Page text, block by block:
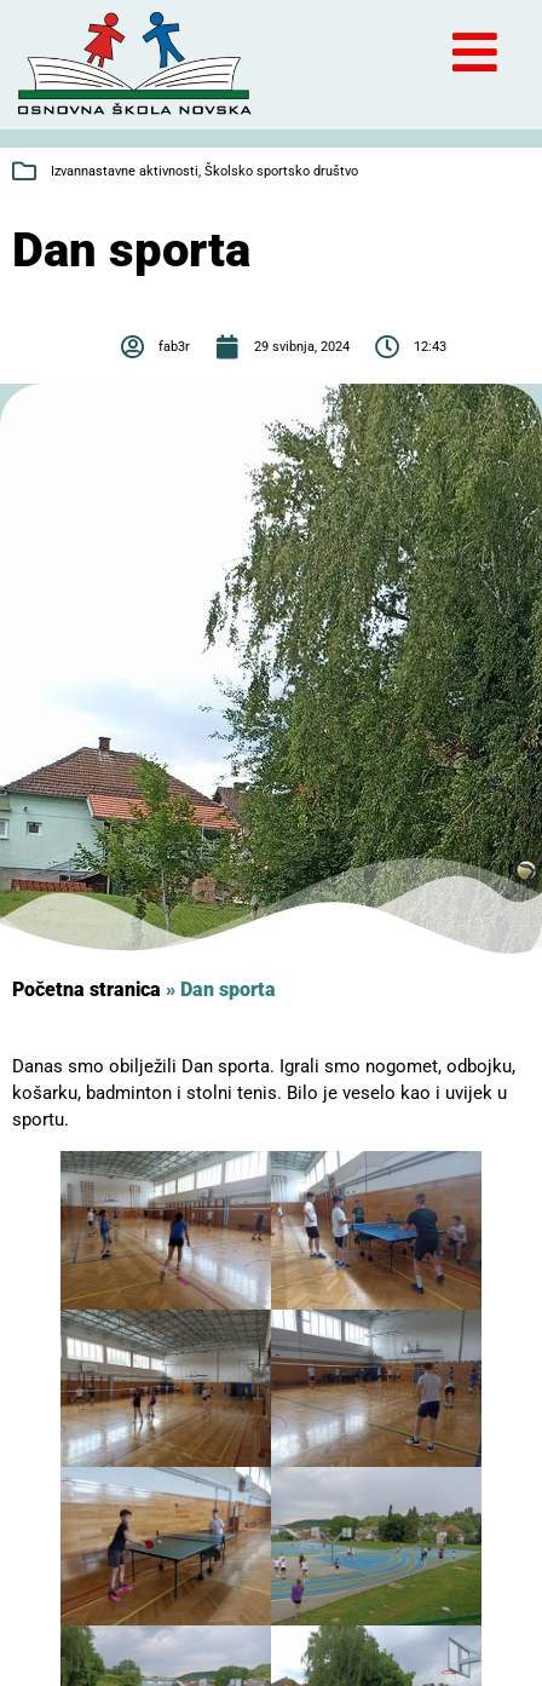
Izvannastavne aktivnosti, Školsko sportsko društvo
Dan sporta
fab3r 29 svibnja, 2024 12:43
Početna stranica » Dan sporta
Danas smo obilježili Dan sporta. Igrali smo nogomet, odbojku,
košarku, badminton i stolni tenis. Bilo je veselo kao i uvijek u
sportu.